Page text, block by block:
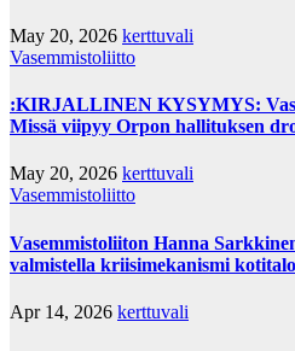
May 20, 2026 kerttuvali
Vasemmistoliitto
:KIRJALLINEN KYSYMYS:
Missä viipyy Orpon hallituksen
May 20, 2026 kerttuvali
Vasemmistoliitto
Vasemmistoliiton Hanna
valmistella kriisimekanismi
Apr 14, 2026 kerttuvali